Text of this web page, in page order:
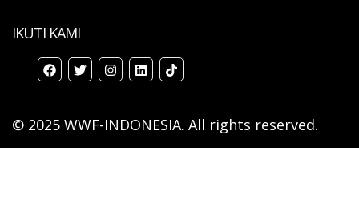
IKUTI KAMI
© 2025 WWF-INDONESIA. All rights reserved.